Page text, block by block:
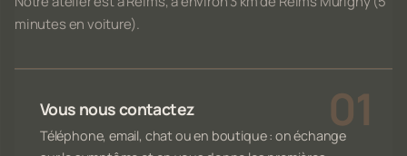
minutes en voiture).
Vous nous contactez
Téléphone, email, chat ou en boutique : on échange